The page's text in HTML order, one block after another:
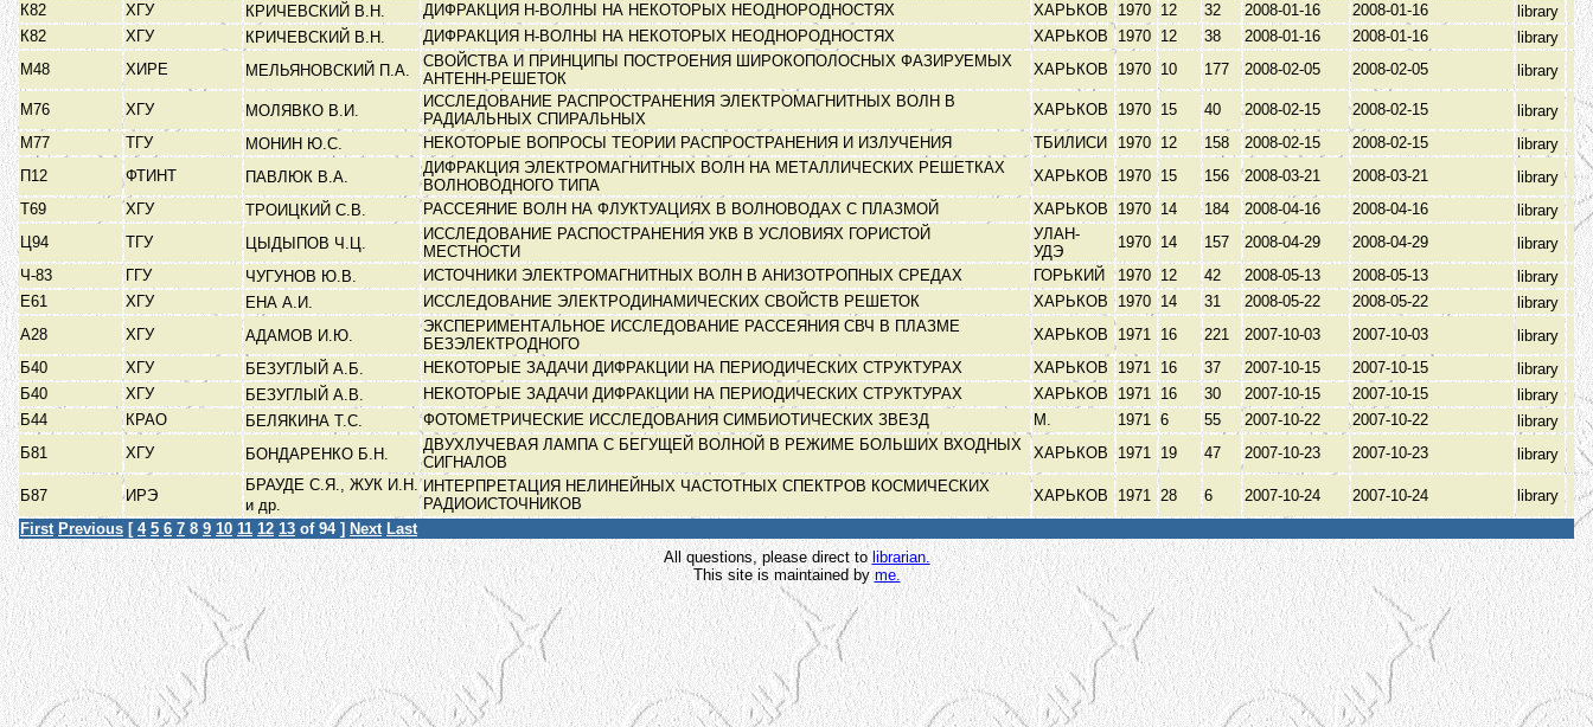
К82
ХГУ КРИЧЕВСКИЙ В.Н. ДИФРАКЦИЯ Н-ВОЛНЫ НА НЕКОТОРЫХ НЕОДНОРОДНОСТЯХ ХАРЬКОВ 1970 12 32 2008-01-16 2008-01-16
library
К82
ХГУ КРИЧЕВСКИЙ В.Н. ДИФРАКЦИЯ Н-ВОЛНЫ НА НЕКОТОРЫХ НЕОДНОРОДНОСТЯХ ХАРЬКОВ 1970 12 38 2008-01-16 2008-01-16
library
М48
ХИРЕ МЕЛЬЯНОВСКИЙ П.А.
СВОЙСТВА И ПРИНЦИПЫ ПОСТРОЕНИЯ ШИРОКОПОЛОСНЫХ ФАЗИРУЕМЫХ
АНТЕНН-РЕШЕТОК
ХАРЬКОВ 1970 10 177 2008-02-05 2008-02-05 library
М76 ХГУ МОЛЯВКО В.И.
ИССЛЕДОВАНИЕ РАСПРОСТРАНЕНИЯ ЭЛЕКТРОМАГНИТНЫХ ВОЛН В
РАДИАЛЬНЫХ СПИРАЛЬНЫХ
ХАРЬКОВ 1970 15 40 2008-02-15 2008-02-15
library
М77
ТГУ МОНИН Ю.С. НЕКОТОРЫЕ ВОПРОСЫ ТЕОРИИ РАСПРОСТРАНЕНИЯ И ИЗЛУЧЕНИЯ ТБИЛИСИ 1970 12 158 2008-02-15 2008-02-15
library
П12
ФТИНТ ПАВЛЮК В.А.
ДИФРАКЦИЯ ЭЛЕКТРОМАГНИТНЫХ ВОЛН НА МЕТАЛЛИЧЕСКИХ РЕШЕТКАХ
ВОЛНОВОДНОГО ТИПА
ХАРЬКОВ 1970 15 156 2008-03-21 2008-03-21
library
Т69
ХГУ ТРОИЦКИЙ С.В. РАССЕЯНИЕ ВОЛН НА ФЛУКТУАЦИЯХ В ВОЛНОВОДАХ С ПЛАЗМОЙ ХАРЬКОВ 1970 14 184 2008-04-16 2008-04-16
library
Ц94
ТГУ ЦЫДЫПОВ Ч.Ц.
ИССЛЕДОВАНИЕ РАСПОСТРАНЕНИЯ УКВ В УСЛОВИЯХ ГОРИСТОЙ
МЕСТНОСТИ
УЛАН-
УДЭ
1970 14 157 2008-04-29 2008-04-29
library
Ч-83
ГГУ ЧУГУНОВ Ю.В. ИСТОЧНИКИ ЭЛЕКТРОМАГНИТНЫХ ВОЛН В АНИЗОТРОПНЫХ СРЕДАХ ГОРЬКИЙ 1970 12 42 2008-05-13 2008-05-13
library
Е61
ХГУ ЕНА А.И. ИССЛЕДОВАНИЕ ЭЛЕКТРОДИНАМИЧЕСКИХ СВОЙСТВ РЕШЕТОК ХАРЬКОВ 1970 14 31 2008-05-22 2008-05-22
library
А28
ХГУ АДАМОВ И.Ю.
ЭКСПЕРИМЕНТАЛЬНОЕ ИССЛЕДОВАНИЕ РАССЕЯНИЯ СВЧ В ПЛАЗМЕ
БЕЗЭЛЕКТРОДНОГО
ХАРЬКОВ 1971 16 221 2007-10-03 2007-10-03
library
Б40
ХГУ БЕЗУГЛЫЙ А.Б. НЕКОТОРЫЕ ЗАДАЧИ ДИФРАКЦИИ НА ПЕРИОДИЧЕСКИХ СТРУКТУРАХ ХАРЬКОВ 1971 16 37 2007-10-15 2007-10-15
library
Б40
ХГУ БЕЗУГЛЫЙ А.В. НЕКОТОРЫЕ ЗАДАЧИ ДИФРАКЦИИ НА ПЕРИОДИЧЕСКИХ СТРУКТУРАХ ХАРЬКОВ 1971 16 30 2007-10-15 2007-10-15
library
Б44
КРАО БЕЛЯКИНА Т.С. ФОТОМЕТРИЧЕСКИЕ ИССЛЕДОВАНИЯ СИМБИОТИЧЕСКИХ ЗВЕЗД М. 1971 6 55 2007-10-22 2007-10-22
library
Б81
ХГУ БОНДАРЕНКО Б.Н.
ДВУХЛУЧЕВАЯ ЛАМПА С БЕГУЩЕЙ ВОЛНОЙ В РЕЖИМЕ БОЛЬШИХ ВХОДНЫХ
СИГНАЛОВ
ХАРЬКОВ 1971 19 47 2007-10-23 2007-10-23 library
Б87 ИРЭ
БРАУДЕ С.Я., ЖУК И.Н.
и др.
ИНТЕРПРЕТАЦИЯ НЕЛИНЕЙНЫХ ЧАСТОТНЫХ СПЕКТРОВ КОСМИЧЕСКИХ
РАДИОИСТОЧНИКОВ
ХАРЬКОВ 1971 28 6 2007-10-24 2007-10-24
library
First Previous [ 4 5 6 7 8 9 10 11 12 13 of 94 ] Next Last
All questions, please direct to librarian.
This site is maintained byme.